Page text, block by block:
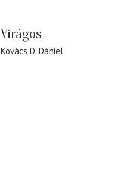
Virágos
Kovács D. Dániel